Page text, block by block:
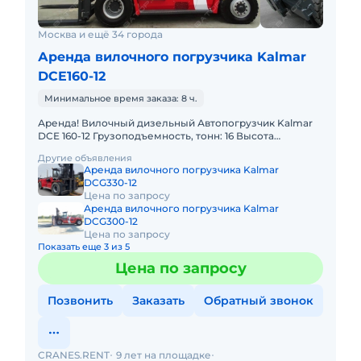
Москва и ещё 34 города
Аренда вилочного погрузчика Kalmar
DCE160-12
Минимальное время заказа: 8 ч.
Аренда! Вилочный дизельный Автопогрузчик Kalmar
DCE 160-12 Грузоподъемность, тонн: 16 Высота
Грузоподъемность стрелы
Другие объявления
Аренда вилочного погрузчика Kalmar
DCG330-12
Цена по запросу
Аренда вилочного погрузчика Kalmar
DCG300-12
Цена по запросу
Показать еще 3 из 5
Цена по запросу
Позвонить Заказать Обратный звонок
CRANES.RENT 9 лет на площадке